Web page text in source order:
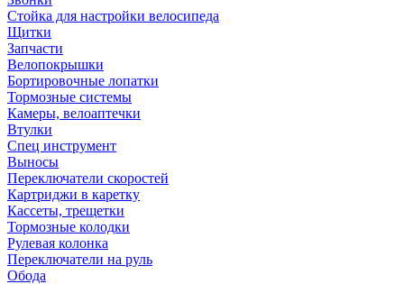
Стойка для настройки велосипеда
Щитки
Запчасти
Велопокрышки
Бортировочные лопатки
Тормозные системы
Камеры, велоаптечки
Втулки
Спец инструмент
Выносы
Переключатели скоростей
Картриджи в каретку
Кассеты, трещетки
Тормозные колодки
Рулевая колонка
Переключатели на руль
Обода